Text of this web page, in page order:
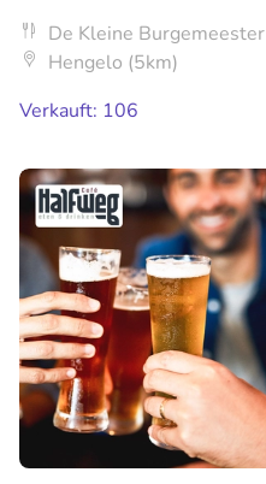
De Kleine Burgemeester
Hengelo (5km)
Verkauft: 106